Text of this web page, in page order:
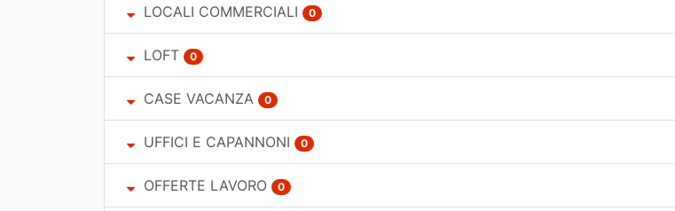
LOCALI COMMERCIALI 0
LOFT 0
CASE VACANZA 0
UFFICI E CAPANNONI 0
OFFERTE LAVORO 0